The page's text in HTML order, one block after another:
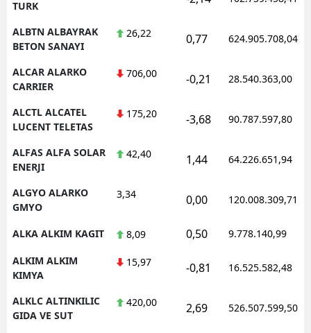
TURK
ALBTN ALBAYRAK
BETON SANAYI
26,22 0,77 624.905.708,04
ALCAR ALARKO
CARRIER
706,00 -0,21 28.540.363,00
ALCTL ALCATEL
LUCENT TELETAS
175,20 -3,68 90.787.597,80
ALFAS ALFA SOLAR
ENERJI
42,40 1,44 64.226.651,94
ALGYO ALARKO
GMYO
3,34 0,00 120.008.309,71
ALKA ALKIM KAGIT 8,09 0,50 9.778.140,99
ALKIM ALKIM
KIMYA
15,97 -0,81 16.525.582,48
ALKLC ALTINKILIC
GIDA VE SUT
420,00 2,69 526.507.599,50